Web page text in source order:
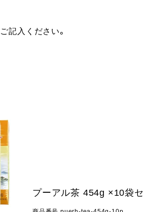
記入ください。
プーアル茶 454g ×10袋